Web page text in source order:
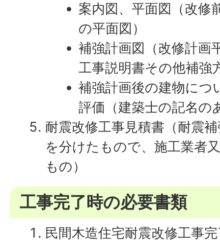
案内図、平面図（改修
の平面図）
補強計画図（改修計画
工事説明書その他補強
補強計画後の建物につ
評価（建築士の記名の
耐震改修工事見積書（耐震
を分けたもので、施工業者
もの）
工事完了時の必要書類
民間木造住宅耐震改修工事